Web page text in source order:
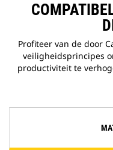
Profiteer van de door
veiligheidsprincipes
productiviteit te